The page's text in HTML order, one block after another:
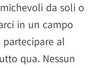
da soli o
in un campo
al
qua. Nessun